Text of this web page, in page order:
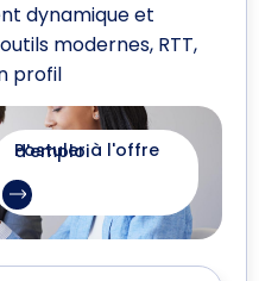
dynamique et
modernes, RTT,
profil
Postuler à l'offre d'emploi